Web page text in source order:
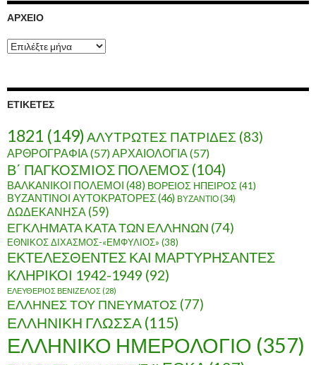
ΑΡΧΕΊΟ
Α
ρ
ο
ΕΤΙΚΈΤΕΣ
1821 (149)ΑΛΥΤΡΩΤΕΣ ΠΑΤΡΙΔΕΣ (83)
ΑΡΘΡΟΓΡΑΦΙΑ (57) ΑΡΧΑΙΟΛΟΓΙΑ (57)
Β΄ ΠΑΓΚΟΣΜΙΟΣ ΠΟΛΕΜΟΣ (104)
ΒΑΛΚΑΝΙΚΟΙ ΠΟΛΕΜΟΙ (48) ΒΟΡΕΙΟΣ ΗΠΕΙΡΟΣ (41)
ΒΥΖΑΝΤΙΝΟΙ ΑΥΤΟΚΡΑΤΟΡΕΣ(46) ΒΥΖΑΝΤΙΟ(34)
ΔΩΔΕΚΑΝΗΣΑ (59)
ΕΓΚΛΗΜΑΤΑ ΚΑΤΑ ΤΩΝ ΕΛΛΗΝΩΝ (74)
ΕΘΝΙΚΟΣ ΔΙΧΑΣΜΟΣ-«ΕΜΦΥΛΙΟΣ» (38)
ΕΚΤΕΛΕΣΘΕΝΤΕΣ ΚΑΙ ΜΑΡΤΥΡΗΣΑΝΤΕΣ
ΚΛΗΡΙΚΟΙ 1942-1949 (92)
ΕΛΕΥΘΕΡΙΟΣ ΒΕΝΙΖΕΛΟΣ (28)
ΕΛΛΗΝΕΣ ΤΟΥ ΠΝΕΥΜΑΤΟΣ (77)
ΕΛΛΗΝΙΚΗ ΓΛΩΣΣΑ (115)
ΕΛΛΗΝΙΚΟ ΗΜΕΡΟΛΟΓΙΟ (357)